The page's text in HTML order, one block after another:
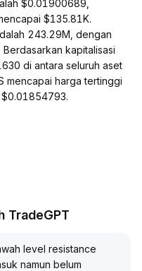
$0.01900689,
$135.81K.
243.29M, dengan
kapitalisasi
di antara seluruh aset
mencapai harga tertinggi
TradeGPT
level resistance
namun belum